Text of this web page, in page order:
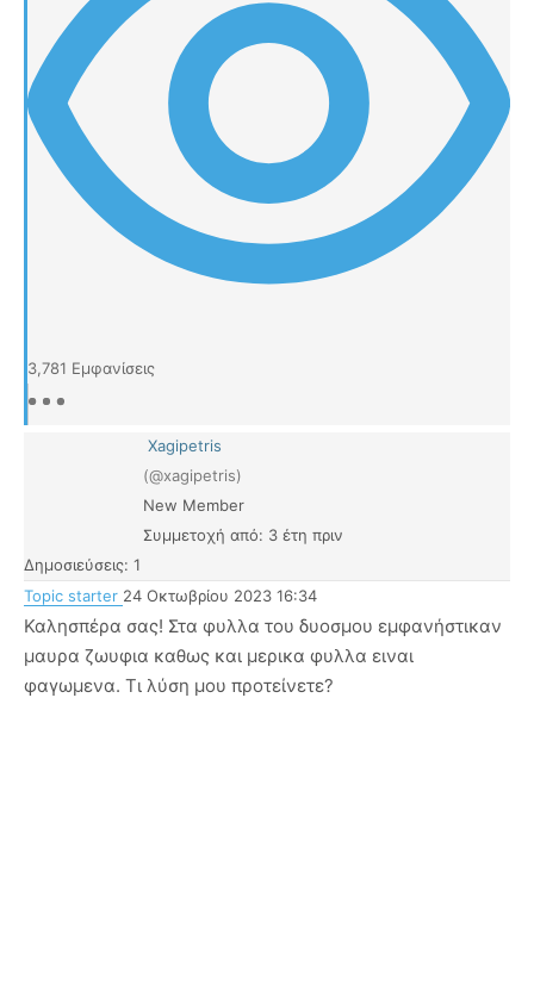
3,781 Εμφανίσεις
Xagipetris
(@xagipetris)
New Member
Συμμετοχή από: 3 έτη πριν
Δημοσιεύσεις: 1
Topic starter 24 Οκτωβρίου 2023 16:34
Καλησπέρα σας! Στα φυλλα του δυοσμου εμφανήστικαν
μαυρα ζωυφια καθως και μερικα φυλλα ειναι
φαγωμενα. Τι λύση μου προτείνετε?